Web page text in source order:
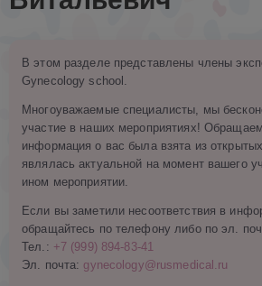
В этом разделе представлены члены
Gynecology school.
Многоуважаемые специалисты, мы
участие в наших мероприятиях!
информация о вас была взята из
являлась актуальной на момент вашего
ином мероприятии.
Если вы заметили несоответствия в
обращайтесь по телефону либо по эл.
Тел.: +7 (999) 894-83-41
Эл. почта: gynecology@rusmedical.ru